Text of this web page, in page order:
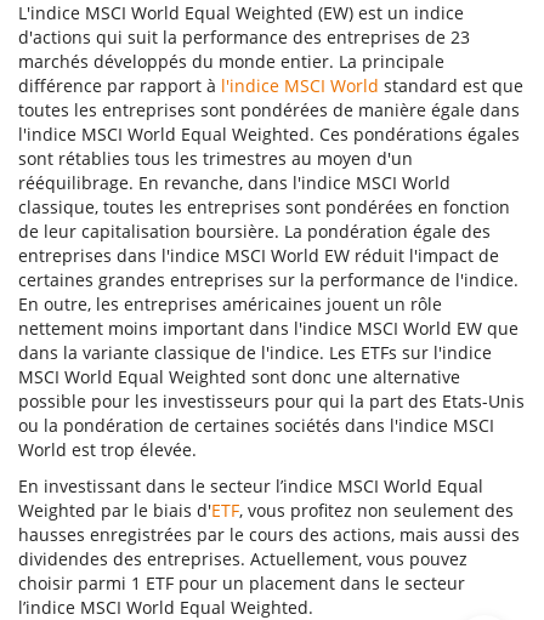
L'indice MSCI World Equal Weighted (EW) est un indice
d'actions qui suit la performance des entreprises de 23
marchés développés du monde entier. La principale
différence par rapport à l'indice MSCI World standard est que
toutes les entreprises sont pondérées de manière égale dans
l'indice MSCI World Equal Weighted. Ces pondérations égales
sont rétablies tous les trimestres au moyen d'un
rééquilibrage. En revanche, dans l'indice MSCI World
classique, toutes les entreprises sont pondérées en fonction
de leur capitalisation boursière. La pondération égale des
entreprises dans l'indice MSCI World EW réduit l'impact de
certaines grandes entreprises sur la performance de l'indice.
En outre, les entreprises américaines jouent un rôle
nettement moins important dans l'indice MSCI World EW que
dans la variante classique de l'indice. Les ETFs sur l'indice
MSCI World Equal Weighted sont donc une alternative
possible pour les investisseurs pour qui la part des Etats-Unis
ou la pondération de certaines sociétés dans l'indice MSCI
World est trop élevée.
En investissant dans le secteur l’indice MSCI World Equal
Weighted par le biais d'ETF, vous profitez non seulement des
hausses enregistrées par le cours des actions, mais aussi des
dividendes des entreprises. Actuellement, vous pouvez
choisir parmi 1 ETF pour un placement dans le secteur
l’indice MSCI World Equal Weighted.